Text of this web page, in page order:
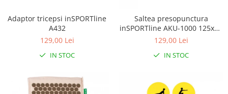
Adaptor tricepsi inSPORTline
A432
129,00 Lei
IN STOC
Saltea presopunctura
inSPORTline AKU-1000 125x50
cm
129,00 Lei
IN STOC